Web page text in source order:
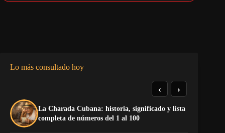
Lo más consultado hoy
La Charada Cubana: historia, significado y lista
completa de números del 1 al 100
‹ ›